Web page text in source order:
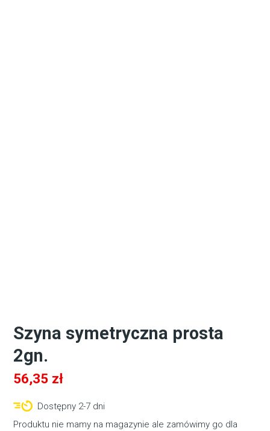
Szyna symetryczna prosta
2gn.
56,35 zł
Dostępny 2-7 dni
Produktu nie mamy na magazynie ale zamówimy go dla